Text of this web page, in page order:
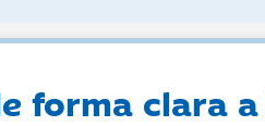
forma clara